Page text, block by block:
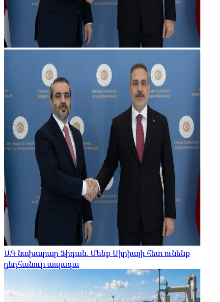
ԱԳ նախարար Ֆիդան. Մենք Սիրիայի հետ ունենք
ընդհանուր ապագա